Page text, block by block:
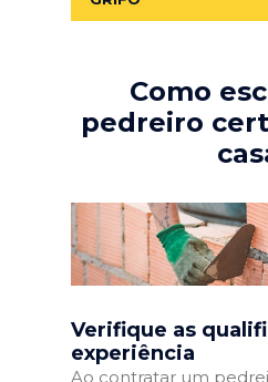
Como
pedreiro
Verifique as
experiência
Ao contratar um